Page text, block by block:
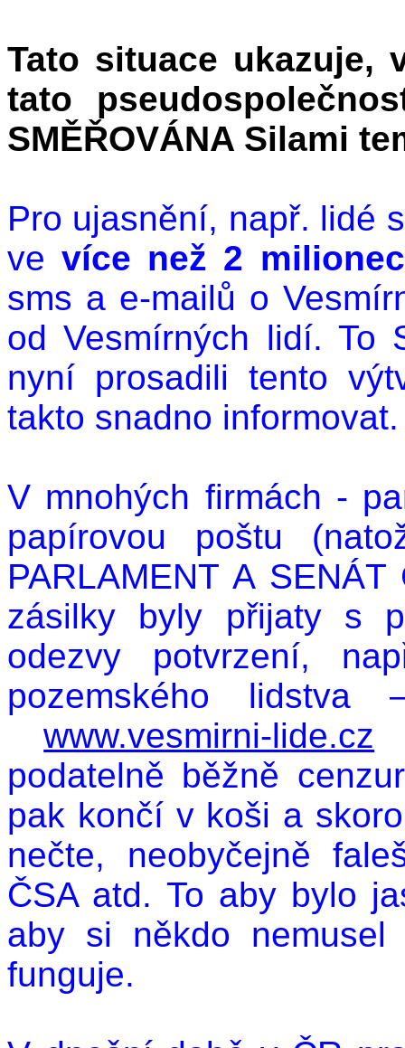
Tato situace ukazuje,
tato
SMĚŘOVÁNA Silami
Pro ujasnění, např. lidé
vevíce než 2
sms a e-mailů o
od Vesmírných lidí. To
nyní prosadili tento
takto snadno informovat.
V mnohých firmách -
papírovou poštu
PARLAMENT A
zásilky byly přijaty s
odezvy potvrzení,
pozemského
www.vesmirni-lide.cz
podatelně běžně
pak končí v koši a
nečte, neobyčejně
ČSA atd. To aby bylo
aby si někdo nemusel
funguje.